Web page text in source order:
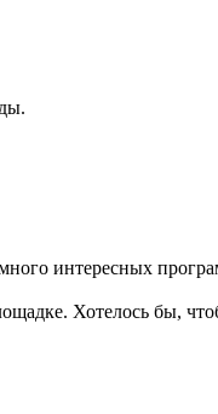
интересных
Хотелось бы,